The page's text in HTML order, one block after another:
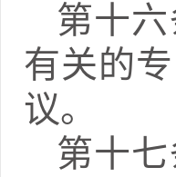
第十
有关的
议。
第十